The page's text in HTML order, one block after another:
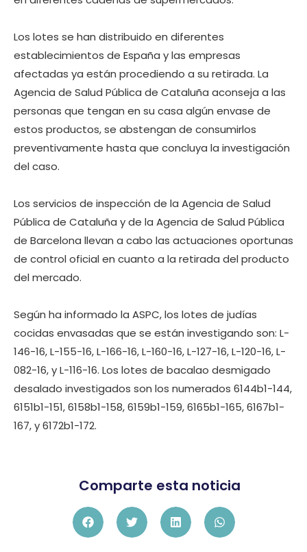
Los lotes se han distribuido en diferentes
establecimientos de España y las empresas
afectadas ya están procediendo a su retirada. La
Agencia de Salud Pública de Cataluña aconseja a las
personas que tengan en su casa algún envase de
estos productos, se abstengan de consumirlos
preventivamente hasta que concluya la investigación
del caso.
Los servicios de inspección de la Agencia de Salud
Pública de Cataluña y de la Agencia de Salud Pública
de Barcelona llevan a cabo las actuaciones oportunas
de control oficial en cuanto a la retirada del producto
del mercado.
Según ha informado la ASPC, los lotes de judías
cocidas envasadas que se están investigando son: L-
146-16, L-155-16, L-166-16, L-160-16, L-127-16, L-120-16, L-
082-16, y L-116-16. Los lotes de bacalao desmigado
desalado investigados son los numerados 6144b1-144,
6151b1-151, 6158b1-158, 6159b1-159, 6165b1-165, 6167b1-
167, y 6172b1-172.
Comparte esta noticia